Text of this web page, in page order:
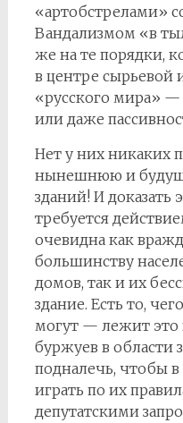
«артобстрелами»
Вандализмом «в
же на те порядки,
в центре
«русского мира»
или даже
Нет у них никаких
нынешнюю и
зданий! И доказать
требуется
очевидна как
большинству
домов, так и их
здание. Есть то,
могут — лежит это
буржуев в области
подналечь, чтобы
играть по их
депутатскими